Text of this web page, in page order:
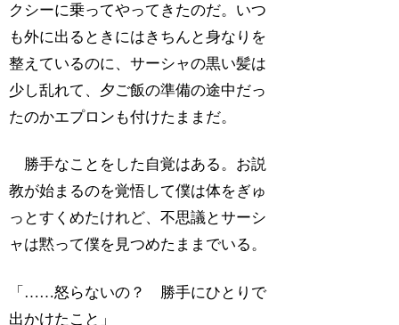
クシーに乗ってやってきたのだ。いつ
も外に出るときにはきちんと身なりを
整えているのに、サーシャの黒い髪は
少し乱れて、夕ご飯の準備の途中だっ
たのかエプロンも付けたままだ。
勝手なことをした自覚はある。お説
教が始まるのを覚悟して僕は体をぎゅ
っとすくめたけれど、不思議とサーシ
ャは黙って僕を見つめたままでいる。
「……怒らないの？ 勝手にひとりで
出かけたこと」